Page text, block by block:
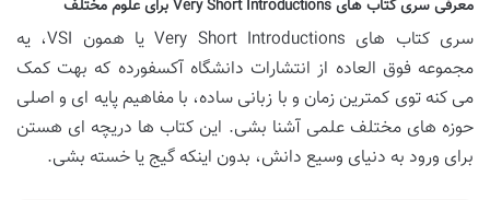
معرفی سری کتاب های Very Short Introductions برای علوم مختلف
سری کتاب های Very Short Introductions یا همون VSI، یه
مجموعه فوق العاده از انتشارات دانشگاه آکسفورده که بهت کمک
می کنه توی کمترین زمان و با زبانی ساده، با مفاهیم پایه ای و اصلی
حوزه های مختلف علمی آشنا بشی. این کتاب ها دریچه ای هستن
برای ورود به دنیای وسیع دانش، بدون اینکه گیج یا خسته بشی.